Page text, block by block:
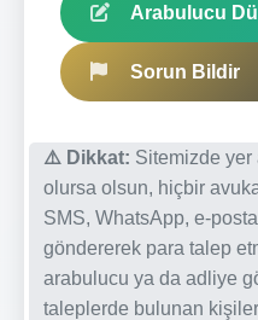
Arabulucu
Sorun Bildir
⚠️ Dikkat: Sitemizde
olursa olsun, hiçbir
SMS, WhatsApp, e-
göndererek para talep
arabulucu ya da adliye
taleplerde bulunan